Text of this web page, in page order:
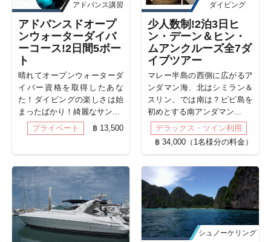
アドバンス講習
アドバンスドオープ
ンウォーターダイバ
ーコース!2日間5ボー
ト
晴れてオープンウォーターダ
イバー資格を取得したあな
た！ダイビングの楽しさは始
まったばかり！綺麗なサン...
プライベート
฿ 13,500
ダイビング
少人数制!2泊3日ヒ
ン・デーン＆ヒン・
ムアンクルーズ全7ダ
イブツアー
マレー半島の西側に広がるア
ンダマン海、北はシミラン＆
スリン、では南は？ピピ島を
初めとする南アンダマン...
デラックス・ツイン利用
฿ 34,000（1名様分の料金）
シュノーケリング